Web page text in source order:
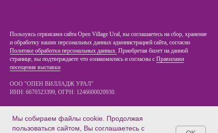
Мы собираем файлы cookie. Продолжая
пользоваться сайтом, Вы соглашаетесь с
Пользуясь сервисами сайта Open Village Ural, вы соглашаетесь на сбор, хранение
и обработку ваших персональных данных администрацией сайта, согласно
Политике обработки персональных данных. Приобретая билет на данной
странице, вы подтверждаете что ознакомились и согласны с Правилами
посещения выставки
ООО "ОПЕН ВИЛЛАДЖ УРАЛ"
ИНН: 6670523399, ОГРН: 1246600020930.